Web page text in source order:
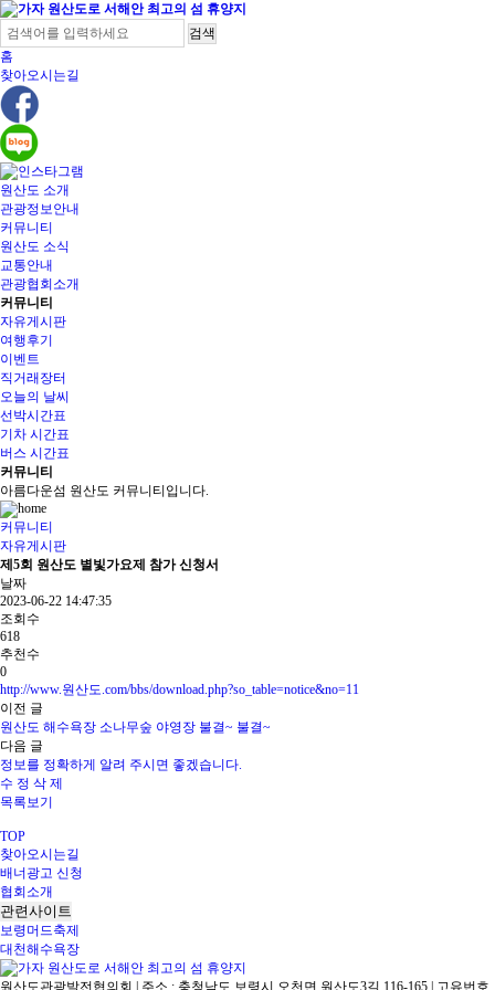
홈
찾아오시는길
원산도 소개
관광정보안내
커뮤니티
원산도 소식
교통안내
관광협회소개
커뮤니티
자유게시판
여행후기
이벤트
직거래장터
오늘의 날씨
선박시간표
기차 시간표
버스 시간표
커뮤니티
아름다운섬 원산도 커뮤니티입니다.
커뮤니티
자유게시판
제5회 원산도 별빛가요제 참가 신청서
날짜
2023-06-22 14:47:35
조회수
618
추천수
0
http://www.원산도.com/bbs/download.php?so_table=notice&no=11
이전 글
원산도 해수욕장 소나무숲 야영장 불결~ 불결~
다음 글
정보를 정확하게 알려 주시면 좋겠습니다.
수 정 삭 제
목록보기
TOP
찾아오시는길
배너광고 신청
협회소개
관련사이트
보령머드축제
대천해수욕장